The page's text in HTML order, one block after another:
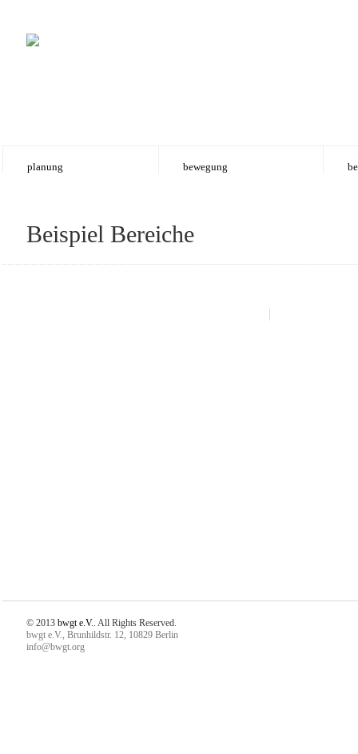
planung bewegung
Beispiel Bereiche
© 2013 bwgt e.V.. All Rights Reserved.
bwgt e.V., Brunhildstr. 12, 10829 Berlin
info@bwgt.org